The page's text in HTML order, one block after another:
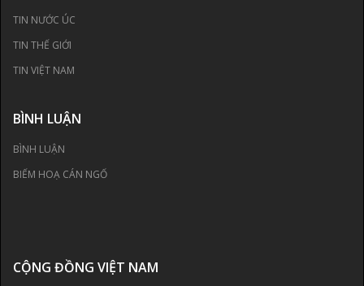
TIN NƯỚC ÚC
TIN THẾ GIỚI
TIN VIỆT NAM
BÌNH LUẬN
BÌNH LUẬN
BIẾM HOẠ CÁN NGỐ
CỘNG ĐỒNG VIỆT NAM